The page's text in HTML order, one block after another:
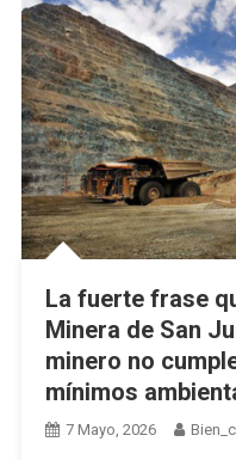
La fuerte frase
Minera de San
minero no
mínimos
7 Mayo, 2026